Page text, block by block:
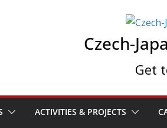
Czech-
Get
ACTIVITIES & PROJECTS